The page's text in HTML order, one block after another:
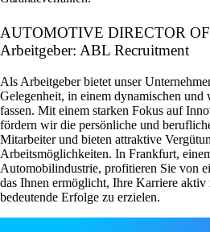
AUTOMOTIVE DIRECTOR
Arbeitgeber: ABL Recruitment
Als Arbeitgeber bietet unser
Gelegenheit, in einem dynamischen und
fassen. Mit einem starken Fokus auf
fördern wir die persönliche und
Mitarbeiter und bieten attraktive
Arbeitsmöglichkeiten. In Frankfurt,
Automobilindustrie, profitieren Sie von
das Ihnen ermöglicht, Ihre Karriere aktiv
bedeutende Erfolge zu erzielen.